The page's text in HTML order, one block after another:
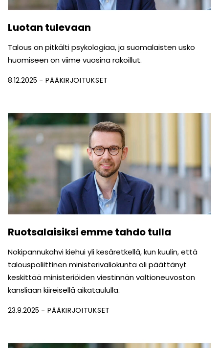
Luotan tulevaan
Talous on pitkälti psykologiaa, ja suomalaisten usko
huomiseen on viime vuosina rakoillut.
8.12.2025 PÄÄKIRJOITUKSET
Ruotsalaisiksi emme tahdo tulla
Nokipannukahvi kiehui yli kesäretkellä, kun kuulin, että
talous­poliittinen ministerivaliokunta oli päättänyt
keskittää ministeriöiden viestinnän valtioneuvoston
kansliaan kiireisellä aikataululla.
23.9.2025 PÄÄKIRJOITUKSET